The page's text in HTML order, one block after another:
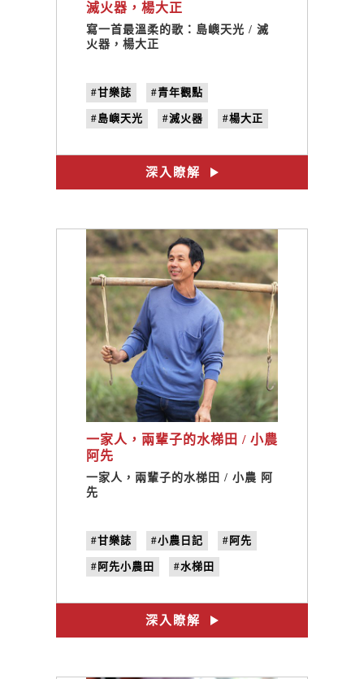
滅火器，楊大正
寫一首最溫柔的歌：島嶼天光 / 滅
火器，楊大正
#甘樂誌 #青年觀點
#島嶼天光 #滅火器 #楊大正
#太陽花學運 #林俊宏
深入瞭解
一家人，兩輩子的水梯田 / 小農
阿先
一家人，兩輩子的水梯田 / 小農 阿
先
#甘樂誌 #小農日記 #阿先
#阿先小農田 #水梯田
#黑暗
深入瞭解